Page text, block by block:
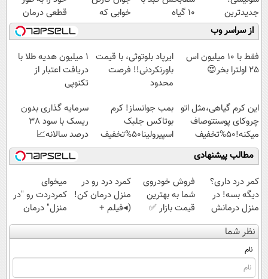
جدیدترین
فناوری اروپا،
سبک و مقاوم |
پرداخت قسطی
10 گیاه
موثر(تخفیف تا
امشب)
خوابی که
میلیاردر شد.
آموزش رایگان
قطعی درمان
کنید!
◗پرسش‌نامه◖
از سراسر وب
فقط با 10 میلیون اس
25 اولترا بخر😍
ایرپاد بلوتوثی، با قیمت
باورنکردنی!! فرصت
محدود
1 میلیون هدیه طلا با
دریافت اعتبار از
تکنوپی
این کرم گیاهی،مثل اتو
چروکای پوستتوصاف
میکنه!50%تخفیف
بمب جوانساز! کرم
بوتاکس جلبک
اسپیرولینا50%تخفیف
سرمایه گذاری بدون
ریسک با سود 38
درصد سالانه📈
مطالب پیشنهادی
کمر درد داری؟
دیگه بسه! در
منزل درمانش
کن
(◀پرسش‌نامه)
فروش خودروی
شما به بهترین
قیمت بازار ✅
کمرد درد رو در
منزل درمان کن!
(◂فیلم +
پرسش‌نامه)
میخوای
کمردردت رو "در
منزل" درمان
کنی؟ (◂فیلم +
◂پرسش‌نامه)
نظر شما
نام